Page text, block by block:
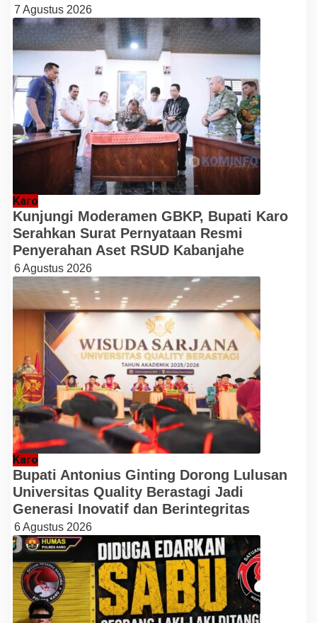
7 Agustus 2026
Karo
Kunjungi Moderamen GBKP, Bupati Karo
Serahkan Surat Pernyataan Resmi
Penyerahan Aset RSUD Kabanjahe
6 Agustus 2026
Karo
Bupati Antonius Ginting Dorong Lulusan
Universitas Quality Berastagi Jadi
Generasi Inovatif dan Berintegritas
6 Agustus 2026